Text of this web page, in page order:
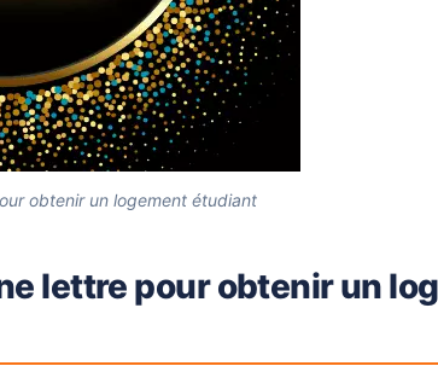
obtenir un logement étudiant
lettre pour obtenir un